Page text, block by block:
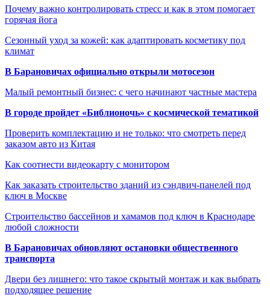
Почему важно контролировать стресс и как в этом помогает
горячая йога
Сезонный уход за кожей: как адаптировать косметику под
климат
В Барановичах официально открыли мотосезон
Малый ремонтный бизнес: с чего начинают частные мастера
В городе пройдет «Библионочь» с космической тематикой
Проверить комплектацию и не только: что смотреть перед
заказом авто из Китая
Как соотнести видеокарту с монитором
Как заказать строительство зданий из сэндвич-панелей под
ключ в Москве
Строительство бассейнов и хамамов под ключ в Краснодаре
любой сложности
В Барановичах обновляют остановки общественного
транспорта
Двери без лишнего: что такое скрытый монтаж и как выбрать
подходящее решение